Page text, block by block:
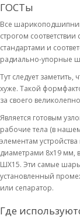
ГОСТы
Все
строгом
стандартами и
радиально-упорные
Тут следует
хуже. Такой
за своего
Является готовым
рабочие тела (в
элементам
диаметрами 8х19 мм,
ШХ15. Эти самые
установленный
или сепаратор.
Где